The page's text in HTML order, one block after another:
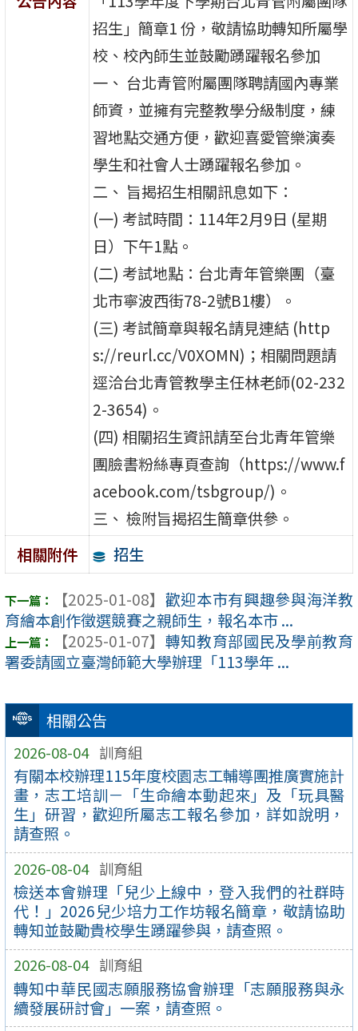
相關公告
2026-08-04 訓育組
有關本校辦理115年度校園志工輔導團推廣實施計
畫，志工培訓－「生命繪本動起來」及「玩具醫
生」研習，歡迎所屬志工報名參加，詳如說明，
請查照。
2026-08-04 訓育組
檢送本會辦理「兒少上線中，登入我們的社群時
代！」2026兒少培力工作坊報名簡章，敬請協助
轉知並鼓勵貴校學生踴躍參與，請查照。
2026-08-04 訓育組
轉知中華民國志願服務協會辦理「志願服務與永
續發展研討會」一案，請查照。
招生」簡章1 份，敬請協助轉知所屬學
校、校內師生並鼓勵踴躍報名參加
一、 台北青管附屬團隊聘請國內專業
師資，並擁有完整教學分級制度，練
習地點交通方便，歡迎喜愛管樂演奏
學生和社會人士踴躍報名參加。
二、 旨揭招生相關訊息如下：
(一) 考試時間：114年2月9日 (星期
日）下午1點。
(二) 考試地點：台北青年管樂團（臺
北市寧波西街78-2號B1樓）。
(三) 考試簡章與報名請見連結 (http
s://reurl.cc/V0XOMN)；相關問題請
逕洽台北青管教學主任林老師(02-232
2-3654)。
(四) 相關招生資訊請至台北青年管樂
團臉書粉絲專頁查詢（https://www.f
acebook.com/tsbgroup/)。
三、 檢附旨揭招生簡章供參。
相關附件
招生
【2025-01-08】 歡迎本市有興趣參與海洋教
育繪本創作徵選競賽之親師生，報名本市 ...
【2025-01-07】 轉知教育部國民及學前教育
署委請國立臺灣師範大學辦理「113學年 ...